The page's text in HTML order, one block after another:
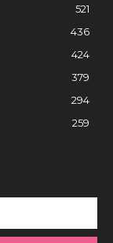
521
436
424
379
294
259